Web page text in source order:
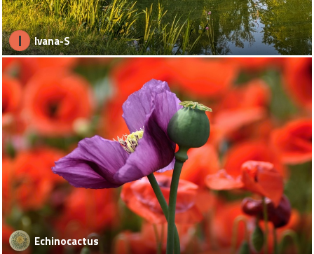
I Ivana-S
Echinocactus